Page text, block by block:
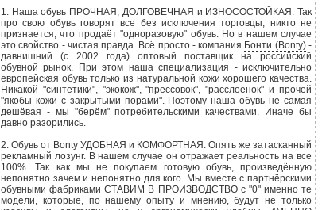
1. Наша обувь ПРОЧНАЯ, ДОЛГОВЕЧНАЯ и ИЗНОСОСТОЙКАЯ. Так
про свою обувь говорят все без исключения торговцы, никто не
признается, что продаёт "одноразовую" обувь. Но в нашем случае
это свойство - чистая правда. Всё просто - компания Бонти (Bonty)-
давнишний (с 2002 года) оптовый поставщик на российский
обувной рынок. При этом наша специализация - исключительно
европейская обувь только из натуральной кожи хорошего качества.
Никакой "синтетики", "экокож", "прессовок", "расслоёнок" и прочей
"якобы кожи с закрытыми порами". Поэтому наша обувь не самая
дешёвая - мы "берём" потребительскими качествами. Иначе бы
давно разорились.
2. Обувь от Bonty УДОБНАЯ и КОМФОРТНАЯ. Опять же затасканный
рекламный лозунг. В нашем случае он отражает реальность на все
100%. Так как мы не покупаем готовую обувь, произведённую
непонятно зачем и непонятно для кого. Мы вместе с партнёрскими
обувными фабриками СТАВИМ В ПРОИЗВОДСТВО с "0" именно те
модели, которые, по нашему опыту и мнению, будут не только